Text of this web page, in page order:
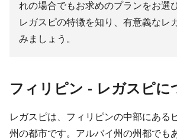
れの場合でもお求めのプランをお選
レガスピの特徴を知り、有意義なレ
みましょう。
フィリピン - レガスピに
レガスピは、フィリピンの中部にある
州の都市です。アルバイ州の州都でも